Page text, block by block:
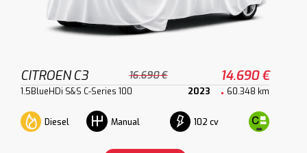
CITROEN C3 16.690 € 14.690 €
1.5BlueHDi S&S C-Series 100 2023 60.348 km
Diesel Manual 102 cv